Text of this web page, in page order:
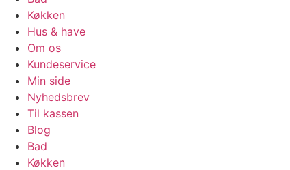
Køkken
Hus & have
Om os
Kundeservice
Min side
Nyhedsbrev
Til kassen
Blog
Bad
Køkken